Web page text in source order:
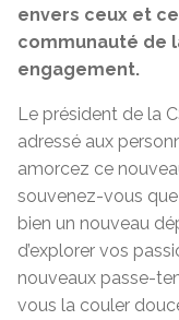
envers ceux et
communauté de
engagement.
Le président de la
adressé aux
amorcez ce
souvenez-vous que
bien un nouveau
d’explorer vos
nouveaux passe-
vous la couler